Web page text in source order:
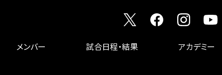
メンバー 試合日程・結果 アカデミー